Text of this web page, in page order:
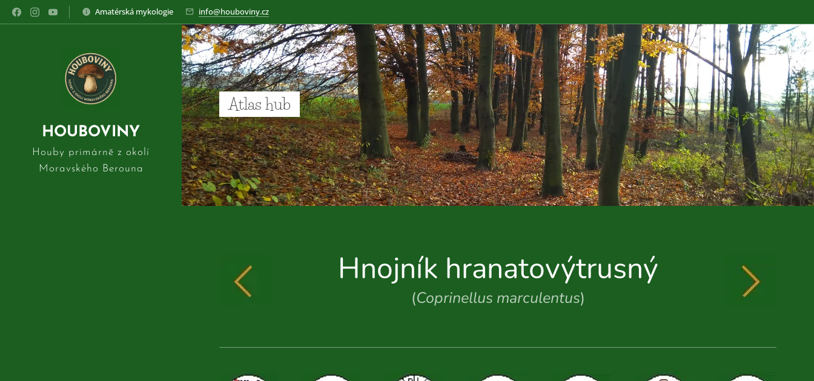
Amatérská mykologie info@houboviny.cz
HOUBOVINY
Houby primárně z okolí
Moravského Berouna
Atlas hub
Hnojník hranatovýtrusný
(Coprinellus marculentus)